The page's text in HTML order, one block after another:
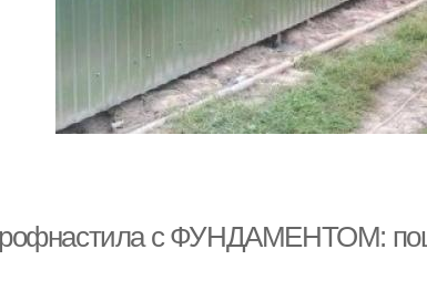
с ФУНДАМЕНТОМ: